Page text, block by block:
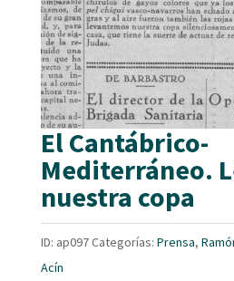
El Cantábrico-
Mediterráneo.
nuestra copa
ID: ap097Categorías: Prensa,
Acín